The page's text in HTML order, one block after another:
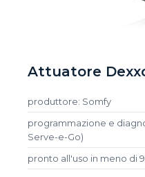
Attuatore
produttore: Somfy
programmazione e
Serve-e-Go)
pronto all'uso in meno di